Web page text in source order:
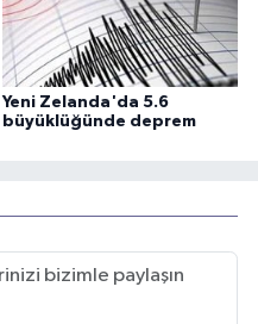
Yeni Zelanda'da 5.6
büyüklüğünde deprem